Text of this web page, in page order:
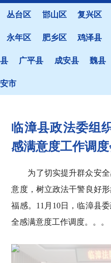
丛台区 邯山区 复兴区
永年区 肥乡区 鸡泽县
县 广平县 成安县 魏县
安市
临漳县政法委组
感满意度工作调
为了切实提升群众安
意度，树立政法干警良好
福感。11月10日，临漳县
全感满意度工作调度。。。